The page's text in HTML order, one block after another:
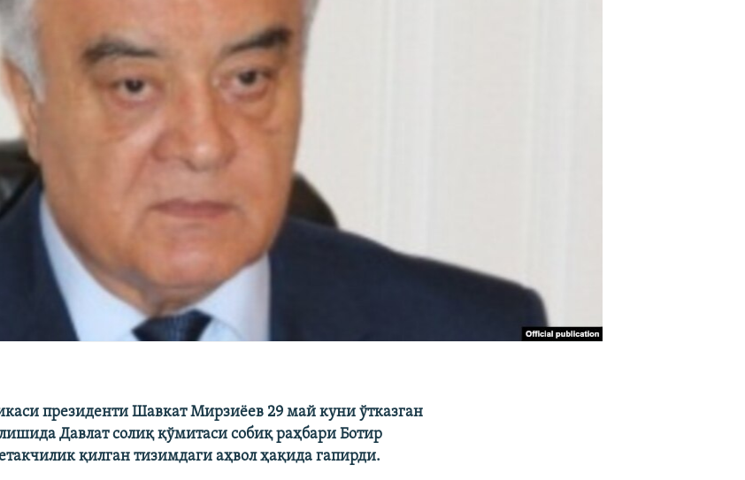
президенти Шавкат Мирзиёев 29 май куни ўтказган
Давлат солиқ қўмитаси собиқ раҳбари Ботир
қилган тизимдаги аҳвол ҳақида гапирди.